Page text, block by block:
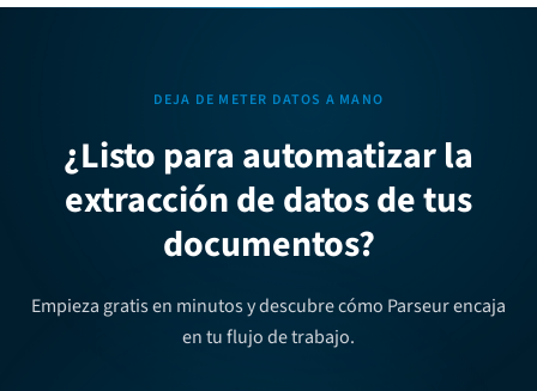
DEJA DE METER DATOS A MANO
¿Listo para automatizar la
extracción de datos de tus
documentos?
Empieza gratis en minutos y descubre cómo Parseur encaja
en tu flujo de trabajo.